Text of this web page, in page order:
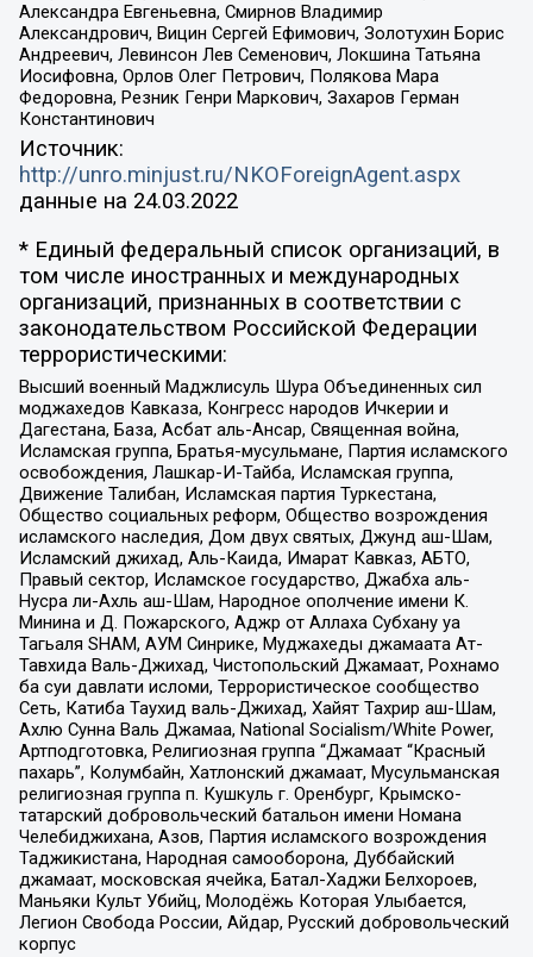
Александра Евгеньевна, Смирнов Владимир
Александрович, Вицин Сергей Ефимович, Золотухин Борис
Андреевич, Левинсон Лев Семенович, Локшина Татьяна
Иосифовна, Орлов Олег Петрович, Полякова Мара
Федоровна, Резник Генри Маркович, Захаров Герман
Константинович
Источник:
http://unro.minjust.ru/NKOForeignAgent.aspx
данные на 24.03.2022
* Единый федеральный список организаций, в
том числе иностранных и международных
организаций, признанных в соответствии с
законодательством Российской Федерации
террористическими:
Высший военный Маджлисуль Шура Объединенных сил
моджахедов Кавказа, Конгресс народов Ичкерии и
Дагестана, База, Асбат аль-Ансар, Священная война,
Исламская группа, Братья-мусульмане, Партия исламского
освобождения, Лашкар-И-Тайба, Исламская группа,
Движение Талибан, Исламская партия Туркестана,
Общество социальных реформ, Общество возрождения
исламского наследия, Дом двух святых, Джунд аш-Шам,
Исламский джихад, Аль-Каида, Имарат Кавказ, АБТО,
Правый сектор, Исламское государство, Джабха аль-
Нусра ли-Ахль аш-Шам, Народное ополчение имени К.
Минина и Д. Пожарского, Аджр от Аллаха Субхану уа
Тагьаля SHAM, АУМ Синрике, Муджахеды джамаата Ат-
Тавхида Валь-Джихад, Чистопольский Джамаат, Рохнамо
ба суи давлати исломи, Террористическое сообщество
Сеть, Катиба Таухид валь-Джихад, Хайят Тахрир аш-Шам,
Ахлю Сунна Валь Джамаа, National Socialism/White Power,
Артподготовка, Религиозная группа “Джамаат “Красный
пахарь”, Колумбайн, Хатлонский джамаат, Мусульманская
религиозная группа п. Кушкуль г. Оренбург, Крымско-
татарский добровольческий батальон имени Номана
Челебиджихана, Азов, Партия исламского возрождения
Таджикистана, Народная самооборона, Дуббайский
джамаат, московская ячейка, Батал-Хаджи Белхороев,
Маньяки Культ Убийц, Молодёжь Которая Улыбается,
Легион Свобода России, Айдар, Русский добровольческий
корпус